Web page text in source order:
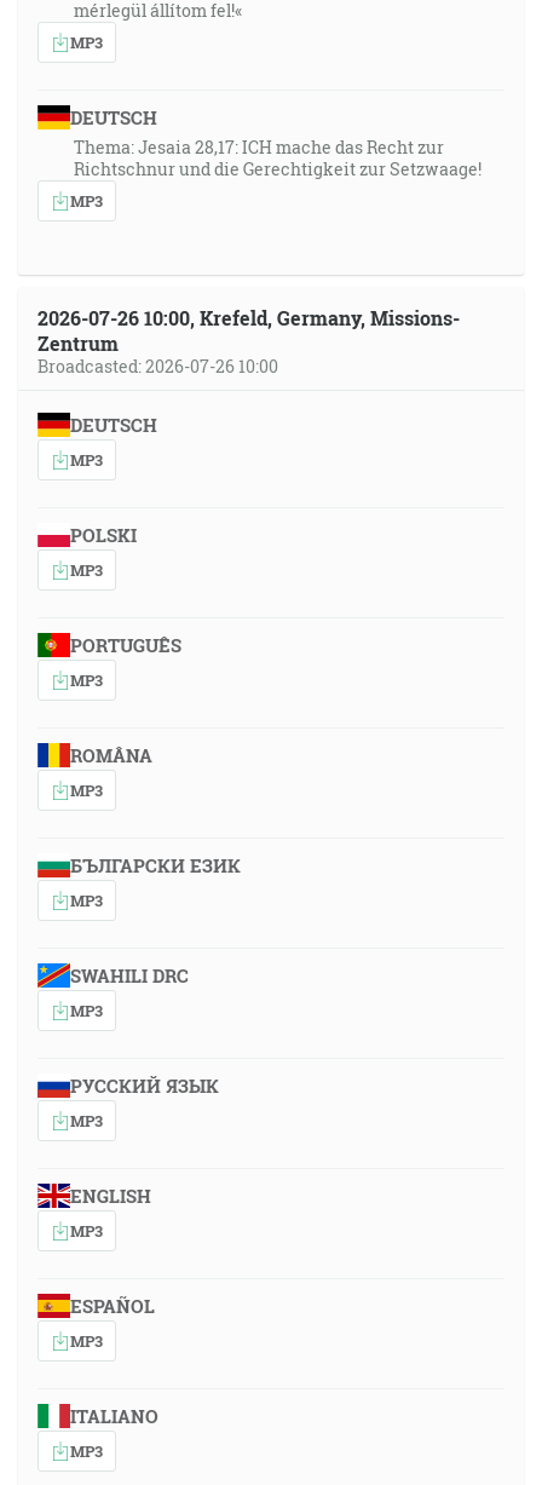
mérlegül állítom fel!«
MP3
DEUTSCH
Thema: Jesaia 28,17: ICH mache das Recht zur
Richtschnur und die Gerechtigkeit zur Setzwaage!
MP3
2026-07-26 10:00, Krefeld, Germany, Missions-
Zentrum
Broadcasted: 2026-07-26 10:00
DEUTSCH
MP3
POLSKI
MP3
PORTUGUÊS
MP3
ROMÂNA
MP3
БЪЛГАРСКИ ЕЗИК
MP3
SWAHILI DRC
MP3
РУССКИЙ ЯЗЫК
MP3
ENGLISH
MP3
ESPAÑOL
MP3
ITALIANO
MP3